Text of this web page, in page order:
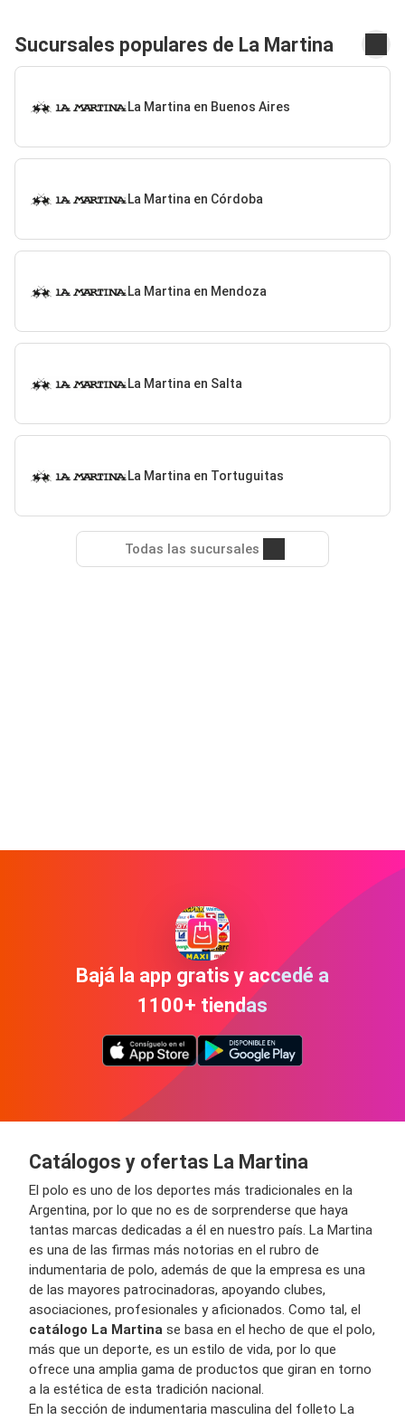
Sucursales populares de La Martina
La Martina en Buenos Aires
La Martina en Córdoba
La Martina en Mendoza
La Martina en Salta
La Martina en Tortuguitas
Todas las sucursales
Bajá la app gratis y accedé a
1100+ tiendas
Catálogos y ofertas La Martina
El polo es uno de los deportes más tradicionales en la
Argentina, por lo que no es de sorprenderse que haya
tantas marcas dedicadas a él en nuestro país. La Martina
es una de las firmas más notorias en el rubro de
indumentaria de polo, además de que la empresa es una
de las mayores patrocinadoras, apoyando clubes,
asociaciones, profesionales y aficionados. Como tal, el
catálogo La Martina se basa en el hecho de que el polo,
más que un deporte, es un estilo de vida, por lo que
ofrece una amplia gama de productos que giran en torno
a la estética de esta tradición nacional.
En la sección de indumentaria masculina del folleto La